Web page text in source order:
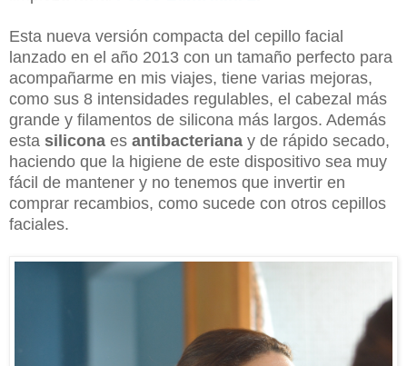
Esta nueva versión compacta del cepillo facial
lanzado en el año 2013 con un tamaño perfecto para
acompañarme en mis viajes, tiene varias mejoras,
como sus 8 intensidades regulables, el cabezal más
grande y filamentos de silicona más largos. Además
esta silicona es antibacteriana y de rápido secado,
haciendo que la higiene de este dispositivo sea muy
fácil de mantener y no tenemos que invertir en
comprar recambios, como sucede con otros cepillos
faciales.